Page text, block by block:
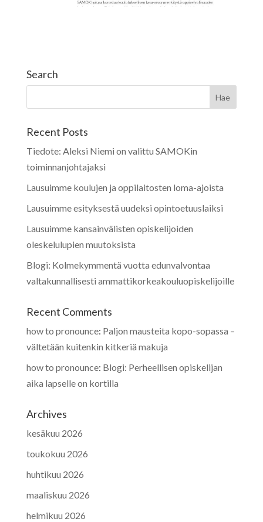
Search
Recent Posts
Tiedote: Aleksi Niemi on valittu SAMOKin
toiminnanjohtajaksi
Lausuimme koulujen ja oppilaitosten loma-ajoista
Lausuimme esityksestä uudeksi opintoetuuslaiksi
Lausuimme kansainvälisten opiskelijoiden
oleskelulupien muutoksista
Blogi: Kolmekymmentä vuotta edunvalvontaa
valtakunnallisesti ammattikorkeakouluopiskelijoille
Recent Comments
how to pronounce: Paljon mausteita kopo-sopassa –
vältetään kuitenkin kitkeriä makuja
how to pronounce: Blogi: Perheellisen opiskelijan
aika lapselle on kortilla
Archives
kesäkuu 2026
toukokuu 2026
huhtikuu 2026
maaliskuu 2026
helmikuu 2026